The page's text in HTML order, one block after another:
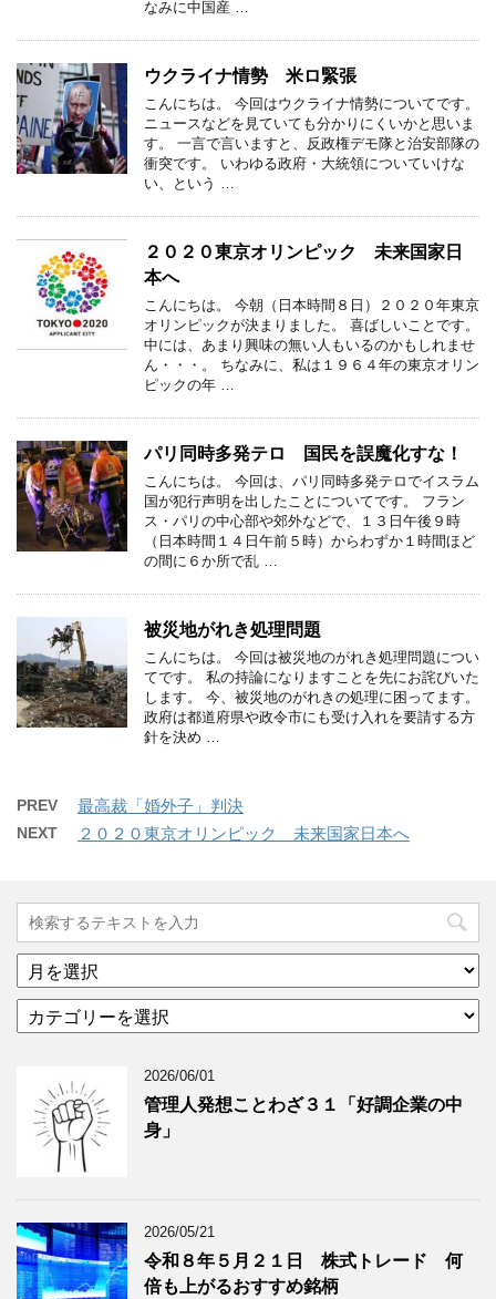
なみに中国産 …
ウクライナ情勢 米ロ緊張
こんにちは。 今回はウクライナ情勢についてです。
ニュースなどを見ていても分かりにくいかと思いま
す。 一言で言いますと、反政権デモ隊と治安部隊の
衝突です。 いわゆる政府・大統領についていけな
い、という …
２０２０東京オリンピック 未来国家日
本へ
こんにちは。 今朝（日本時間８日）２０２０年東京
オリンピックが決まりました。 喜ばしいことです。
中には、あまり興味の無い人もいるのかもしれませ
ん・・・。 ちなみに、私は１９６４年の東京オリン
ピックの年 …
パリ同時多発テロ 国民を誤魔化すな！
こんにちは。 今回は、パリ同時多発テロでイスラム
国が犯行声明を出したことについてです。 フラン
ス・パリの中心部や郊外などで、１３日午後９時
（日本時間１４日午前５時）からわずか１時間ほど
の間に６か所で乱 …
被災地がれき処理問題
こんにちは。 今回は被災地のがれき処理問題につい
てです。 私の持論になりますことを先にお詫びいた
します。 今、被災地のがれきの処理に困ってます。
政府は都道府県や政令市にも受け入れを要請する方
針を決め …
PREV 最高裁「婚外子」判決
NEXT ２０２０東京オリンピック 未来国家日本へ
ア
ー
イ
グ
記
事
を
表
テ
ー
グ
記
事
2026/06/01
管理人発想ことわざ３１「好調企業の中
身」
2026/05/21
令和８年５月２１日 株式トレード 何
倍も上がるおすすめ銘柄